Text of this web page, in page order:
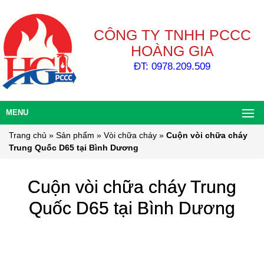
CÔNG TY TNHH PCCC
HOÀNG GIA
ĐT: 0978.209.509
MENU
Trang chủ » Sản phẩm » Vòi chữa cháy » Cuộn vòi chữa cháy
Trung Quốc D65 tại Bình Dương
Cuộn vòi chữa cháy Trung
Quốc D65 tại Bình Dương